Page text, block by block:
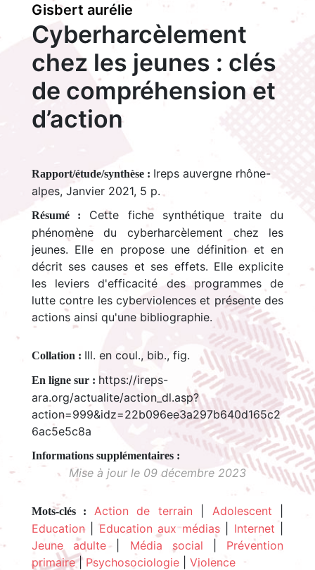
Gisbert aurélie
Cyberharcèlement
chez les jeunes : clés
de compréhension et
d’action
Rapport/étude/synthèse : Ireps auvergne rhône-
alpes, Janvier 2021, 5 p.
Résumé : Cette fiche synthétique traite du
phénomène du cyberharcèlement chez les
jeunes. Elle en propose une définition et en
décrit ses causes et ses effets. Elle explicite
les leviers d'efficacité des programmes de
lutte contre les cyberviolences et présente des
actions ainsi qu'une bibliographie.
Collation : Ill. en coul., bib., fig.
En ligne sur : https://ireps-
ara.org/actualite/action_dl.asp?
action=999&idz=22b096ee3a297b640d165c2
6ac5e5c8a
Mise à jour le 09 décembre 2023
Mots-clés : Action de terrain Adolescent
Education|Education aux médias| Internet
Jeune adulte | Média social
Prévention
primaire| Psychosociologie| Violence